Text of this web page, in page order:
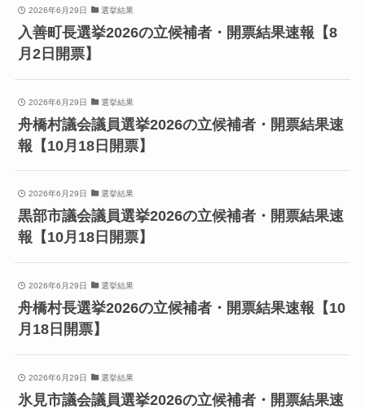
2026年6月29日 選挙結果
入善町長選挙2026の立候補者・開票結果速報【8
月2日開票】
2026年6月29日 選挙結果
舟橋村議会議員選挙2026の立候補者・開票結果速
報【10月18日開票】
2026年6月29日 選挙結果
黒部市議会議員選挙2026の立候補者・開票結果速
報【10月18日開票】
2026年6月29日 選挙結果
舟橋村長選挙2026の立候補者・開票結果速報【10
月18日開票】
2026年6月29日 選挙結果
氷見市議会議員選挙2026の立候補者・開票結果速